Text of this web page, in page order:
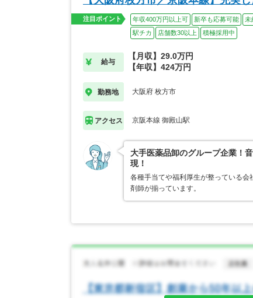
注目ポイント 年収400万円以上可 新卒も応募可能 未
駅チカ
店舗数30以上 積極採用中
給与
【月収】29.0万円
【年収】424万円
勤務地 大阪府 枚方市
アクセス 京阪本線 御殿山駅
大手医薬品卸のグループ企業！
現！
各種手当てや福利厚生が整っている
剤師が揃っています。